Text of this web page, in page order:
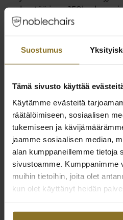
Suostumus
Tämä sivusto käyttää
Käytämme evästeitä
räätälöimiseen, sosiaalisen
tukemiseen ja
jaamme sosiaalisen median,
alan kumppaneillemme tietoja
sivustoamme. Kumppanimme
muihin tietoihin, joita olet
kun olet käyttänyt heidän
kestää jopa 150kg kg
Tekniset tiedot
Kallistustoiminto
Säädettävät käsinojat
Säädettävä korkeus
Säädettävä selkä